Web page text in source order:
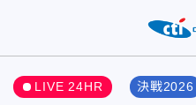
LIVE 24HR 決戰2026